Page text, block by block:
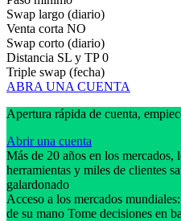
Swap largo (diario)
Venta corta NO
Swap corto (diario)
Distancia SL y TP 0
Triple swap (fecha)
ABRA UNA CUENTA
Apertura rápida de cuenta,
Abrir una cuenta
Más de 20 años en los mercados,
herramientas y miles de clientes
galardonado
Acceso a los mercados
de su mano Tome decisiones en